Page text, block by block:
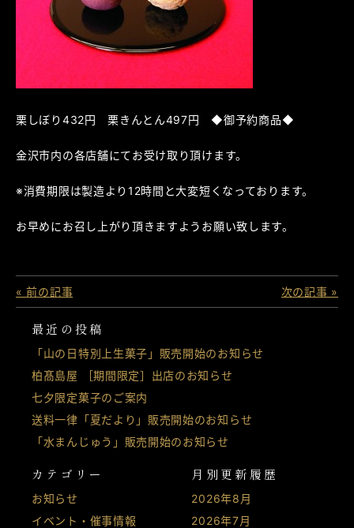
最近の投稿
「山の日特別上生菓子」販売開始のお知らせ
柏髙島屋 ［期間限定］出店のお知らせ
七夕限定菓子のご案内
送料一律「夏だより」販売開始のお知らせ
「水まんじゅう」販売開始のお知らせ
カテゴリー
お知らせ
イベント・催事情報
月別更新履歴
2026年8月
2026年7月
栗しぼり432円 栗きんとん497円 ◆御予約商品◆
金沢市内の各店舗にてお受け取り頂けます。
※消費期限は製造より12時間と大変短くなっております。
お早めにお召し上がり頂きますようお願い致します。
« 前の記事 次の記事 »